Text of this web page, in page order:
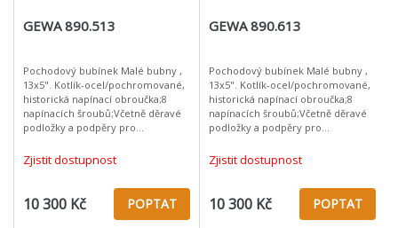
GEWA 890.513
Pochodový bubínek Malé bubny ,
13x5". Kotlík-ocel/pochromované,
historická napínací obroučka;8
napínacích šroubů;Včetně děravé
podložky a podpěry pro
blány;Remo USA Ambassador
rezonanční blány;Hmo
Zjistit dostupnost
10 300 Kč POPTAT
GEWA 890.613
Pochodový bubínek Malé bubny ,
13x5". Kotlík-ocel/pochromované,
historická napínací obroučka;8
napínacích šroubů;Včetně děravé
podložky a podpěry pro
blány;Remo USA Ambassador
rezonanční blány;Hmo
Zjistit dostupnost
10 300 Kč POPTAT